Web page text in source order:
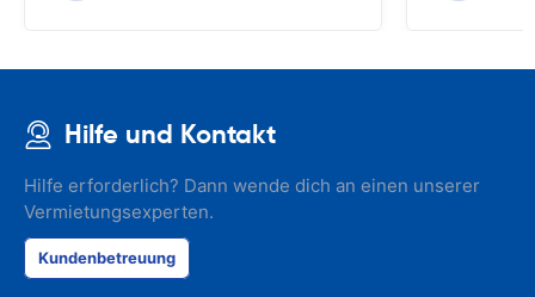
Hilfe und Kontakt
Hilfe erforderlich? Dann wende dich an einen unserer
Vermietungsexperten.
Kundenbetreuung